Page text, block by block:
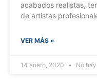
acabados realistas,
de artistas
VER MÁS »
14 enero, 2020 No